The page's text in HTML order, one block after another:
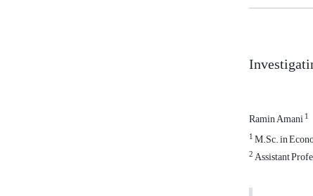
Ramin Amani1
1M.Sc. in
2Assistant